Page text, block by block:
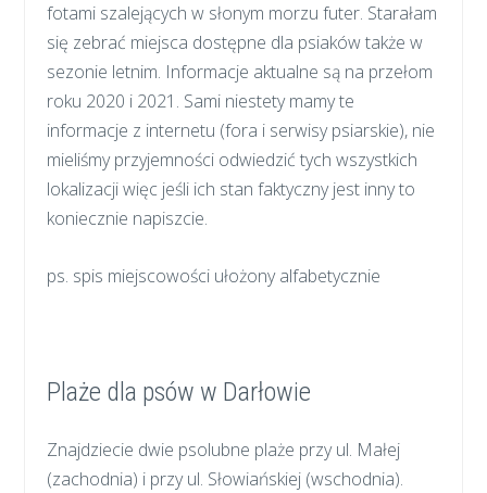
fotami szalejących w słonym morzu futer. Starałam
się zebrać miejsca dostępne dla psiaków także w
sezonie letnim. Informacje aktualne są na przełom
roku 2020 i 2021. Sami niestety mamy te
informacje z internetu (fora i serwisy psiarskie), nie
mieliśmy przyjemności odwiedzić tych wszystkich
lokalizacji więc jeśli ich stan faktyczny jest inny to
koniecznie napiszcie.
ps. spis miejscowości ułożony alfabetycznie
Plaże dla psów w Darłowie
Znajdziecie dwie psolubne plaże przy ul. Małej
(zachodnia) i przy ul. Słowiańskiej (wschodnia).